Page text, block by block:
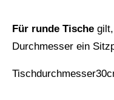
Für runde Tische
Durchmesser ein